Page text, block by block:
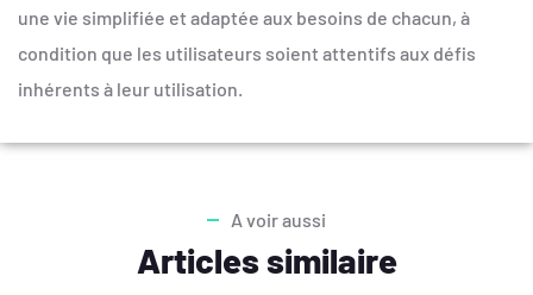
une vie simplifiée et adaptée aux besoins de chacun, à
condition que les utilisateurs soient attentifs aux défis
inhérents à leur utilisation.
A voir aussi
Articles similaire